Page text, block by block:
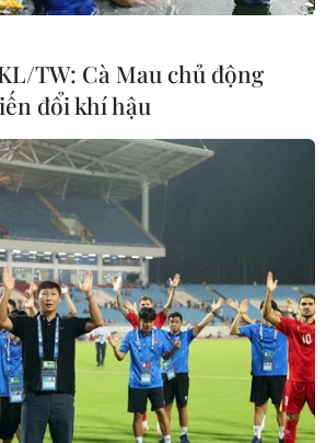
MỤC
47 triệu USD vì
ngày 8/8: Xác định
Việt Nam ở bán
TW: Cà Mau chủ động
đổi khí hậu